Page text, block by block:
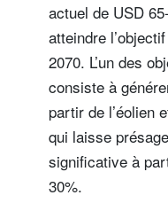
actuel de USD
atteindre
2070. L’un des
consiste à
partir de l’éolien
qui laisse
significative à
30%.